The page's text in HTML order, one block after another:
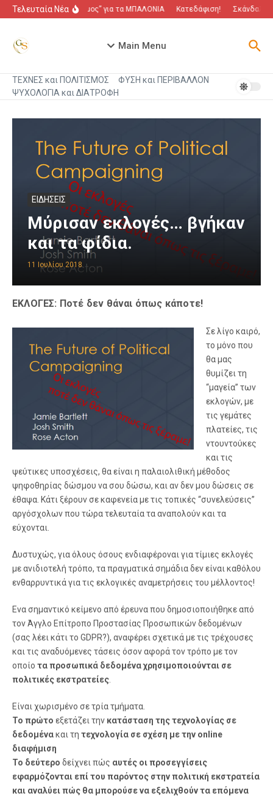
Μετάβαση στο περιεχόμενο
Τελευταία Νέα“Πόλεμος” για τα ΜΠΑΛΟΝΙΑ Κατεδάφιση! Σκάνδαλο
Main Menu
ΤΕΧΝΕΣ και ΠΟΛΙΤΙΣΜΟΣ
ΦΥΣΗ και ΠΕΡΙΒΑΛΛΟΝ
ΨΥΧΟΛΟΓΙΑ και ΔΙΑΤΡΟΦΗ
ΕΙΔΗΣΕΙΣ
Μύρισαν εκλογές… βγήκαν
και τα φίδια.
11 Ιουλίου 2018
ΕΚΛΟΓΕΣ: Ποτέ δεν θάναι όπως κάποτε!
Σε λίγο καιρό,
το μόνο που
θα μας
θυμίζει τη
“μαγεία” των
εκλογών, με
τις γεμάτες
πλατείες, τις
ντουντούκες
και τις
ψεύτικες υποσχέσεις, θα είναι η παλαιολιθική μέθοδος
ψηφοθηρίας δώσμου να σου δώσω, και αν δεν μου δώσεις σε
έθαψα. Κάτι ξέρουν σε καφενεία με τις τοπικές “συνελεύσεις”
αργόσχολων που τώρα τελευταία τα αναπολούν και τα
εύχονται.
Δυστυχώς, για όλους όσους ενδιαφέροναι για τίμιες εκλογές
με ανιδιοτελή τρόπο, τα πραγματικά σημάδια δεν είναι καθόλου
ενθαρρυντικά για τις εκλογικές αναμετρήσεις του μέλλοντος!
Ενα σημαντικό κείμενο από έρευνα που δημοσιοποιήθηκε από
τον Άγγλο Επίτροπο Προστασίας Προσωπικών δεδομένων
(σας λέει κάτι το GDPR?), αναφέρει σχετικά με τις τρέχουσες
και τις αναδυόμενες τάσεις όσον αφορά τον τρόπο με τον
οποίο τα προσωπικά δεδομένα χρησιμοποιούνται σε
πολιτικές εκστρατείες
Είναι χωρισμένο σε τρία τμήματα.
Το πρώτο εξετάζει την κατάσταση της τεχνολογίας σε
δεδομένακαι τη τεχνολογία σε σχέση με την online
διαφήμιση
Το δεύτερο δείχνει πώς αυτές οι προσεγγίσεις
εφαρμόζονται επί του παρόντος στην πολιτική εκστρατεία
και αναλύει πώς θα μπορούσε να εξελιχθούν τα επόμενα